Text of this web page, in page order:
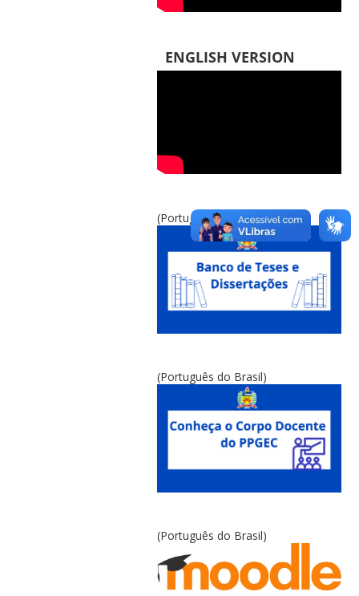
ENGLISH VERSION
(Português do Brasil)
(Português do Brasil)
(Português do Brasil)